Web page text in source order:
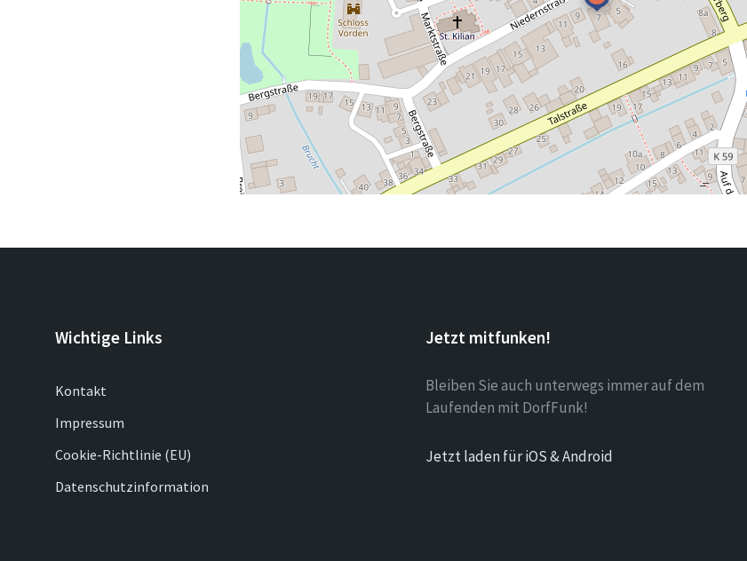
Wichtige Links
Kontakt
Impressum
Cookie-Richtlinie (EU)
Datenschutzinformation
Jetzt mitfunken!
Bleiben Sie auch unterwegs immer auf dem
Laufenden mit DorfFunk!
Jetzt laden für iOS & Android